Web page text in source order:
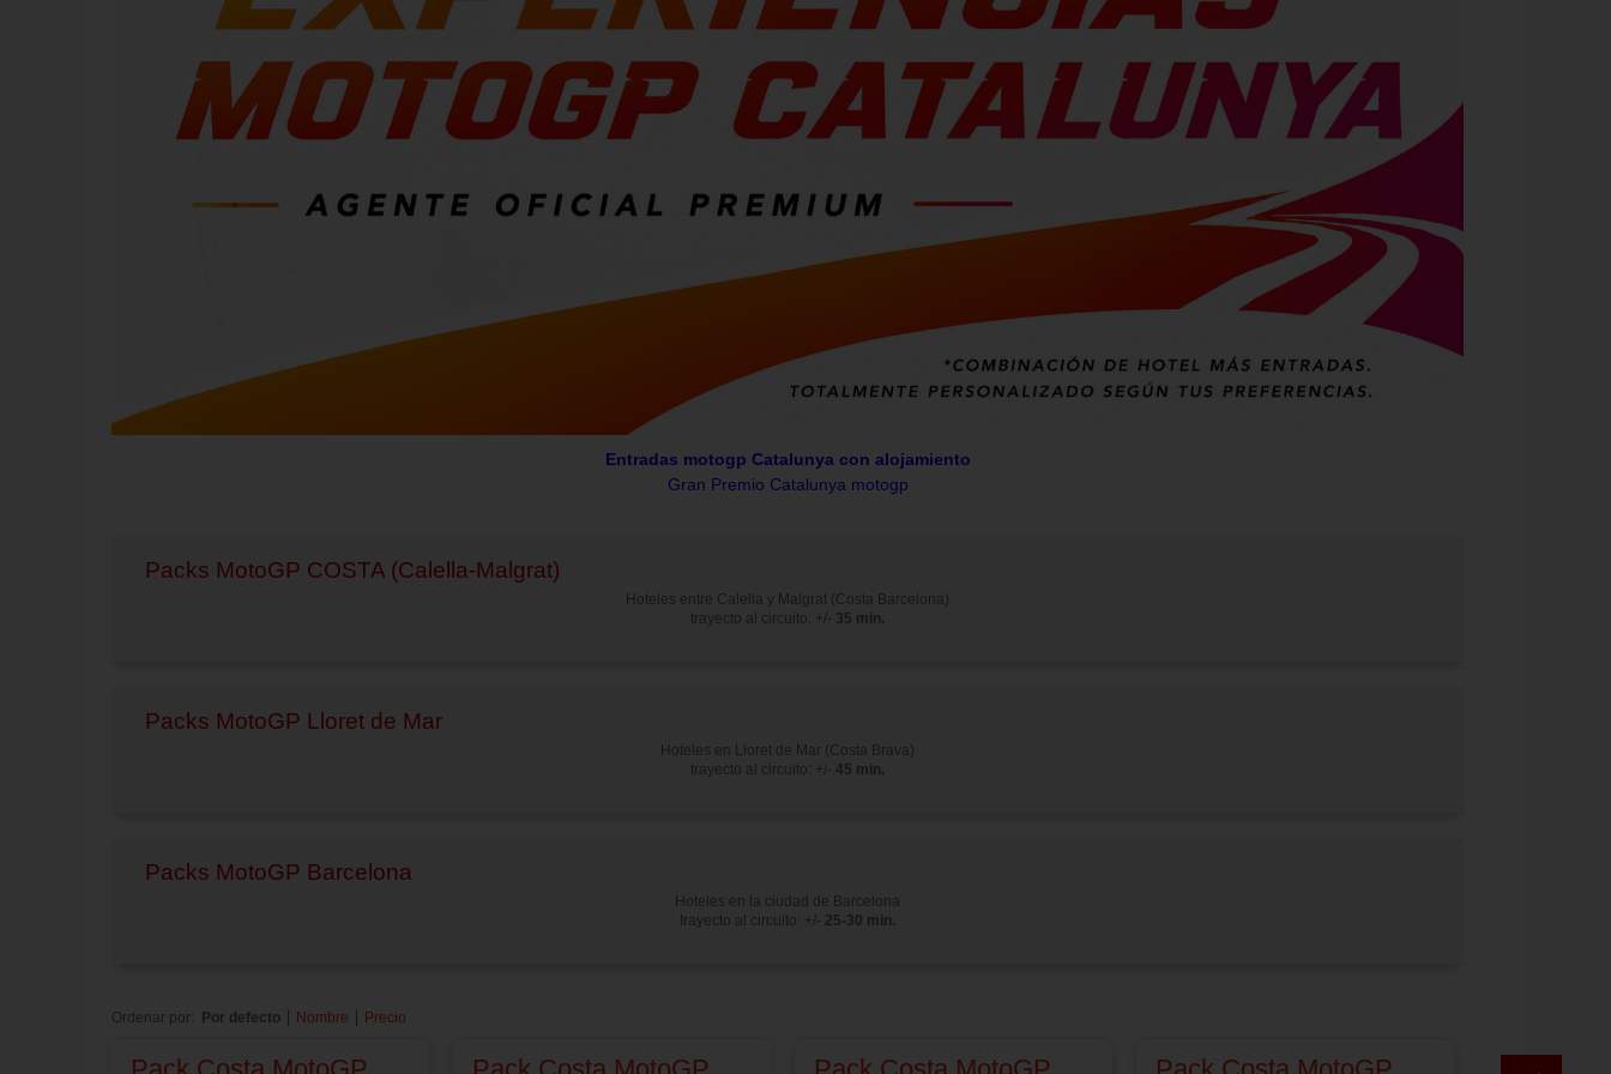
Entradas motogp Catalunya con alojamiento
Gran Premio Catalunya motogp
Packs MotoGP COSTA (Calella-Malgrat)
Hoteles entre Calella y Malgrat (Costa Barcelona)
trayecto al circuito: +/- 35 min.
Packs MotoGP Lloret de Mar
Hoteles en Lloret de Mar (Costa Brava)
trayecto al circuito: +/- 45 min.
Packs MotoGP Barcelona
Hoteles en la ciudad de Barcelona
trayecto al circuito: +/- 25-30 min.
Ordenar por: Por defecto Nombre Precio